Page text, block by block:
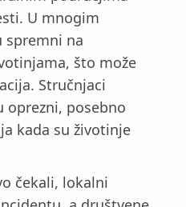
U mnogim
spremni na
što može
Stručnjaci
oprezni, posebno
kada su životinje
čekali, lokalni